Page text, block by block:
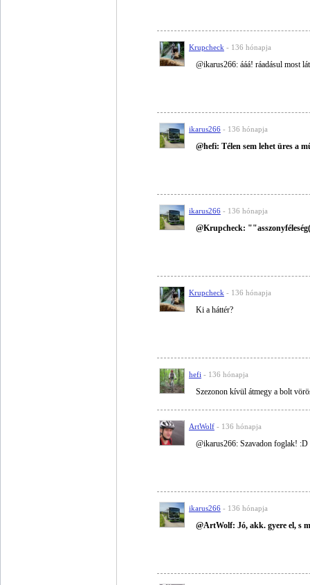
Krupcheck - 136 hónapja
@ikarus266: ááá! ráadásul most
ikarus266 - 136 hónapja
@hefi: Télen sem lehet üres a
ikarus266 - 136 hónapja
@Krupcheck:
Krupcheck - 136 hónapja
Ki a háttér?
hefi - 136 hónapja
Szezonon kívül átmegy a bolt
ArtWolf - 136 hónapja
@ikarus266: Szavadon foglak! :D
ikarus266 - 136 hónapja
@ArtWolf: Jó, akk. gyere el, s